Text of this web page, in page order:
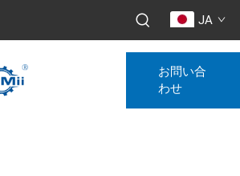
JA
お問い合
わせ